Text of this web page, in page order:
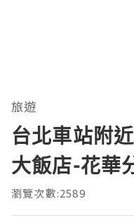
旅遊
台北車站附
大飯店-花華
瀏覽次數:2589